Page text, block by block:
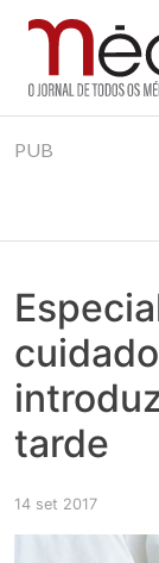
to
Jornal Médico
Médico – O
realmente
PUB
tarde
14 set 2017